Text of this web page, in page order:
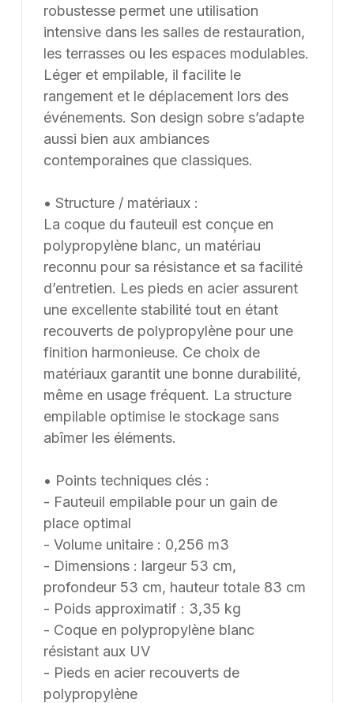
de travail dans leurs projets d’aménagement, en
France et à l’international. Les modèles présentés au
catalogue sont adaptables sur mesure, notamment en
termes de dimensions, de finitions et de coloris, selon
les besoins du client. Nous pouvons également
développer des solutions sur mesure à partir d’une
feuille blanche, chaque projet pouvant être conçu et
ajusté selon les contraintes et les usages spécifiques.
robustesse permet une utilisation
intensive dans les salles de restauration,
les terrasses ou les espaces modulables.
Léger et empilable, il facilite le
rangement et le déplacement lors des
événements. Son design sobre s’adapte
aussi bien aux ambiances
contemporaines que classiques.
• Structure / matériaux :
La coque du fauteuil est conçue en
polypropylène blanc, un matériau
reconnu pour sa résistance et sa facilité
d’entretien. Les pieds en acier assurent
une excellente stabilité tout en étant
recouverts de polypropylène pour une
finition harmonieuse. Ce choix de
matériaux garantit une bonne durabilité,
même en usage fréquent. La structure
empilable optimise le stockage sans
abîmer les éléments.
• Points techniques clés :
- Fauteuil empilable pour un gain de
place optimal
- Volume unitaire : 0,256 m3
- Dimensions : largeur 53 cm,
profondeur 53 cm, hauteur totale 83 cm
- Poids approximatif : 3,35 kg
- Coque en polypropylène blanc
résistant aux UV
- Pieds en acier recouverts de
polypropylène